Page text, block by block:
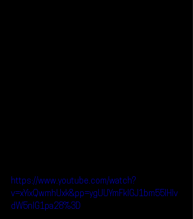
https://www.youtube.com/watch?
v=xYixQwmhUxk&pp=ygUUYmFkIGJ1bm55IHlv
dW5nIG1pa28%3D